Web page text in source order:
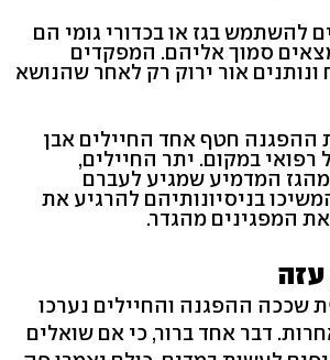
להשתמש בגז או בכדורי גומי הם
סמוך אליהם. המפקדים
אור ירוק רק לאחר שהנושא
חטף אחד החיילים אבן
רפואי במקום. יתר החיילים,
המדמיע שמגיע לעברם
בניסיונותיהם להרגיע את
המפגינים מהגדר.
שככה ההפגנה והחיילים נערכו
דבר אחד ברור, כי אם שואלים